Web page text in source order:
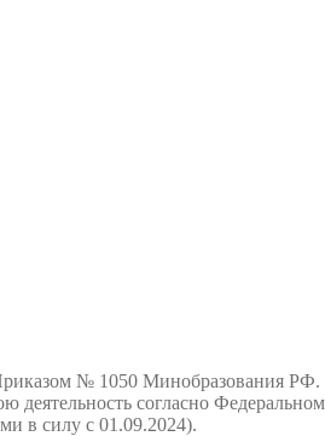
№ 1050 Минобразования РФ.
согласно
в силу с 01.09.2024).